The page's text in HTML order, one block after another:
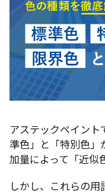
アステックペイン
準色」と「特別色
加量によって「近似
しかし、これらの